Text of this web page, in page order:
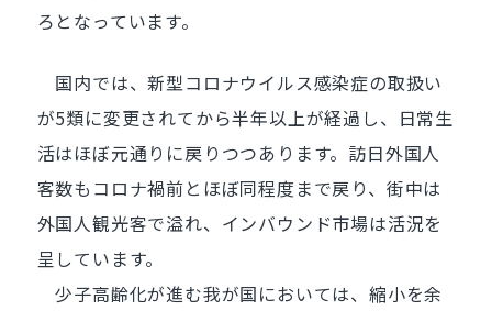
ろとなっています。
国内では、新型コロナウイルス感染症の取扱い
が5類に変更されてから半年以上が経過し、日常生
活はほぼ元通りに戻りつつあります。訪日外国人
客数もコロナ禍前とほぼ同程度まで戻り、街中は
外国人観光客で溢れ、インバウンド市場は活況を
呈しています。
少子高齢化が進む我が国においては、縮小を余